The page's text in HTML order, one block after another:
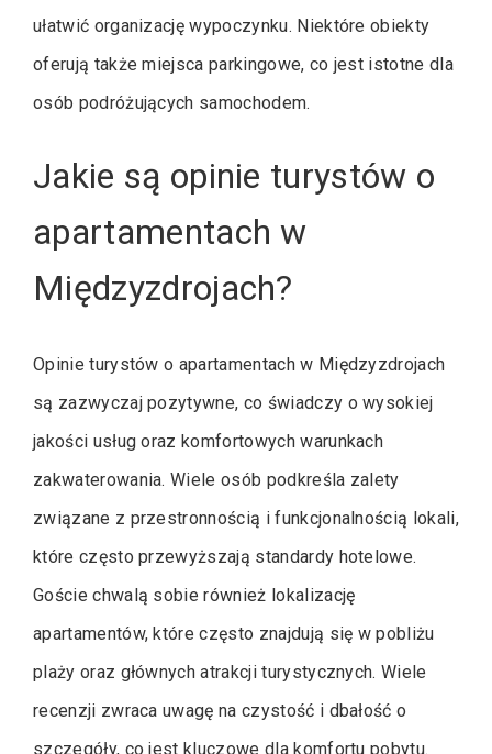
ułatwić organizację wypoczynku. Niektóre obiekty
oferują także miejsca parkingowe, co jest istotne dla
osób podróżujących samochodem.
Jakie są opinie turystów o
apartamentach w
Międzyzdrojach?
Opinie turystów o apartamentach w Międzyzdrojach
są zazwyczaj pozytywne, co świadczy o wysokiej
jakości usług oraz komfortowych warunkach
zakwaterowania. Wiele osób podkreśla zalety
związane z przestronnością i funkcjonalnością lokali,
które często przewyższają standardy hotelowe.
Goście chwalą sobie również lokalizację
apartamentów, które często znajdują się w pobliżu
plaży oraz głównych atrakcji turystycznych. Wiele
recenzji zwraca uwagę na czystość i dbałość o
szczegóły, co jest kluczowe dla komfortu pobytu.